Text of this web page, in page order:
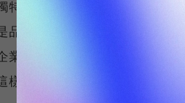
特承諾，那麼品牌管理就必須
品牌教練（brand coach）而
業內的多個部門釐清品牌的意
樣的意義，顧客服務、新產